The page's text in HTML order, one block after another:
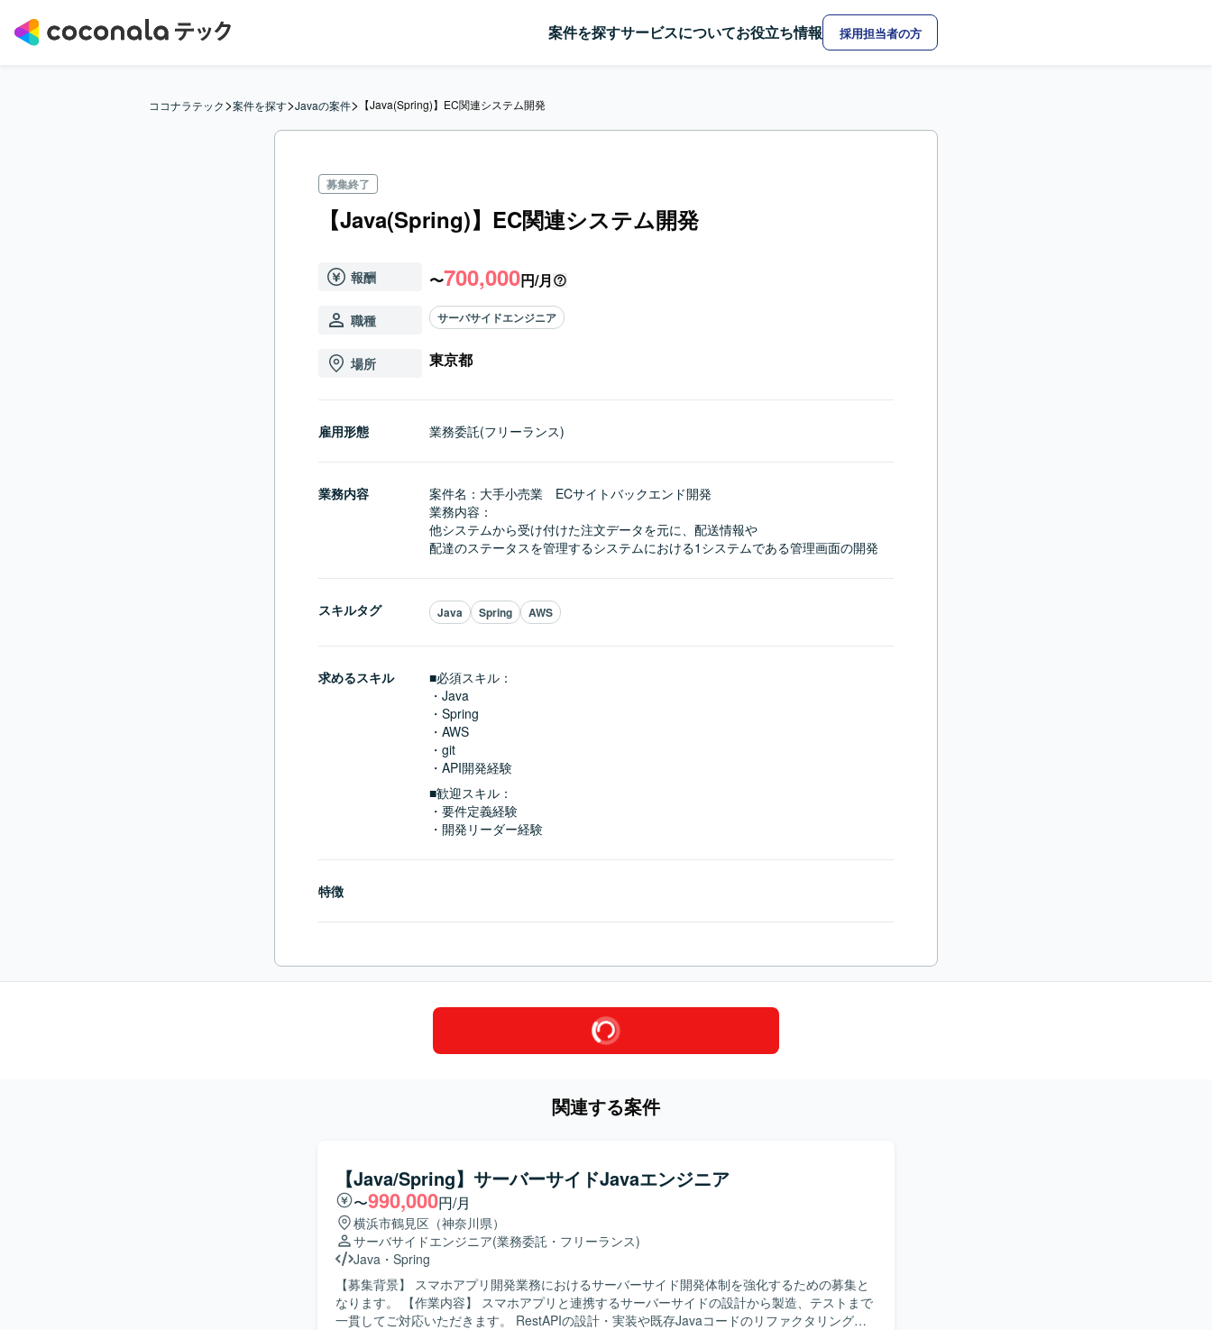
案件を探すサービスについてお役立ち情報 採用担当者の方
ココナラテック>案件を探す>Javaの案件> 【Java(Spring)】EC関連システム開発
募集終了
【Java(Spring)】EC関連システム開発
報酬 〜700,000円/月
職種 サーバサイドエンジニア
場所 東京都
雇用形態 業務委託(フリーランス)
業務内容
案件名：大手小売業　ECサイトバックエンド開発
業務内容：
他システムから受け付けた注文データを元に、配送情報や
配達のステータスを管理するシステムにおける1システムである管理画面の開発
スキルタグ Java Spring AWS
求めるスキル
■必須スキル：
・Java
・Spring
・AWS
・git
・API開発経験
■歓迎スキル：
・要件定義経験
・開発リーダー経験
特徴
関連する案件
【Java/Spring】サーバーサイドJavaエンジニア
〜990,000円/月
横浜市鶴見区（神奈川県）
サーバサイドエンジニア(業務委託・フリーランス)
Java ・ Spring
【募集背景】 スマホアプリ開発業務におけるサーバーサイド開発体制を強化するための募集と
なります。 【作業内容】 スマホアプリと連携するサーバーサイドの設計から製造、テストまで
一貫してご対応いただきます。 RestAPIの設計・実装や既存Javaコードのリファクタリングを